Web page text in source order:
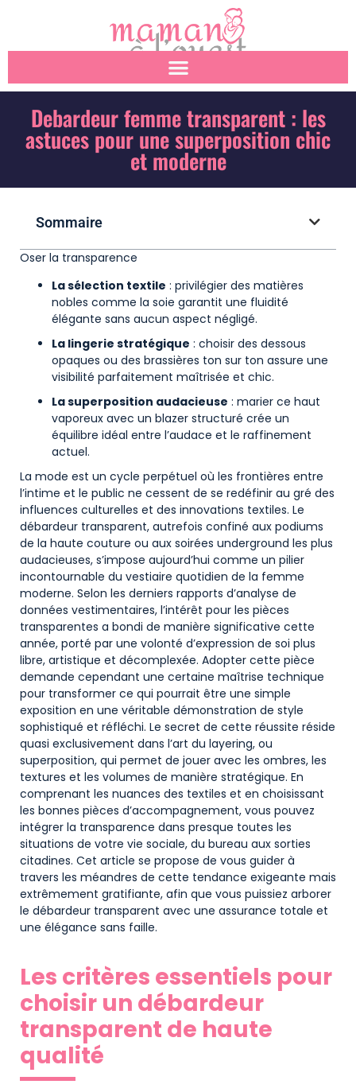
Debardeur femme transparent : les
astuces pour une superposition chic
et moderne
Sommaire
Oser la transparence
La sélection textile : privilégier des matières
nobles comme la soie garantit une fluidité
élégante sans aucun aspect négligé.
La lingerie stratégique : choisir des dessous
opaques ou des brassières ton sur ton assure une
visibilité parfaitement maîtrisée et chic.
La superposition audacieuse : marier ce haut
vaporeux avec un blazer structuré crée un
équilibre idéal entre l’audace et le raffinement
actuel.
La mode est un cycle perpétuel où les frontières entre
l’intime et le public ne cessent de se redéfinir au gré des
influences culturelles et des innovations textiles. Le
débardeur transparent, autrefois confiné aux podiums
de la haute couture ou aux soirées underground les plus
audacieuses, s’impose aujourd’hui comme un pilier
incontournable du vestiaire quotidien de la femme
moderne. Selon les derniers rapports d’analyse de
données vestimentaires, l’intérêt pour les pièces
transparentes a bondi de manière significative cette
année, porté par une volonté d’expression de soi plus
libre, artistique et décomplexée. Adopter cette pièce
demande cependant une certaine maîtrise technique
pour transformer ce qui pourrait être une simple
exposition en une véritable démonstration de style
sophistiqué et réfléchi. Le secret de cette réussite réside
quasi exclusivement dans l’art du layering, ou
superposition, qui permet de jouer avec les ombres, les
textures et les volumes de manière stratégique. En
comprenant les nuances des textiles et en choisissant
les bonnes pièces d’accompagnement, vous pouvez
intégrer la transparence dans presque toutes les
situations de votre vie sociale, du bureau aux sorties
citadines. Cet article se propose de vous guider à
travers les méandres de cette tendance exigeante mais
extrêmement gratifiante, afin que vous puissiez arborer
le débardeur transparent avec une assurance totale et
une élégance sans faille.
Les critères essentiels pour
choisir un débardeur
transparent de haute
qualité